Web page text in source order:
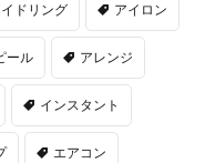
ドリング アイロン
ール アレンジ
インスタント
エアコン